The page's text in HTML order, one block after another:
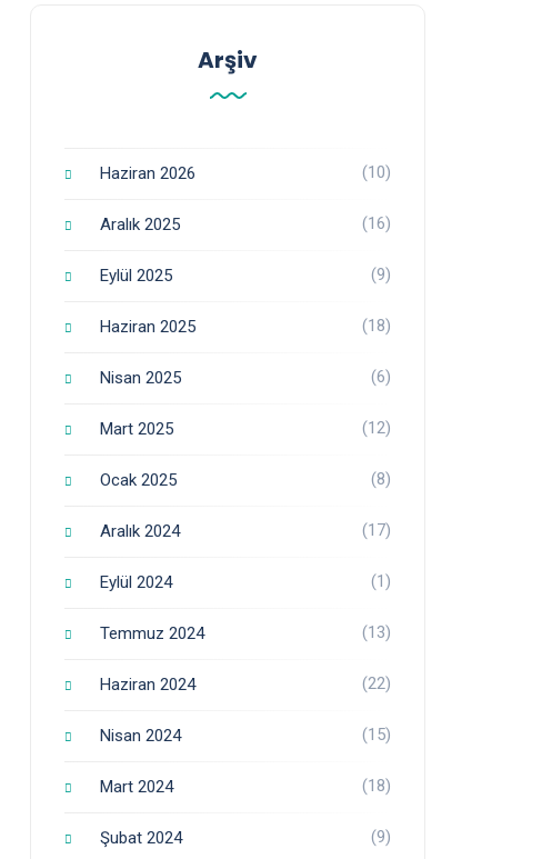
Arşiv
Haziran 2026 (10)
Aralık 2025 (16)
Eylül 2025 (9)
Haziran 2025 (18)
Nisan 2025 (6)
Mart 2025 (12)
Ocak 2025 (8)
Aralık 2024 (17)
Eylül 2024 (1)
Temmuz 2024 (13)
Haziran 2024 (22)
Nisan 2024 (15)
Mart 2024 (18)
Şubat 2024 (9)